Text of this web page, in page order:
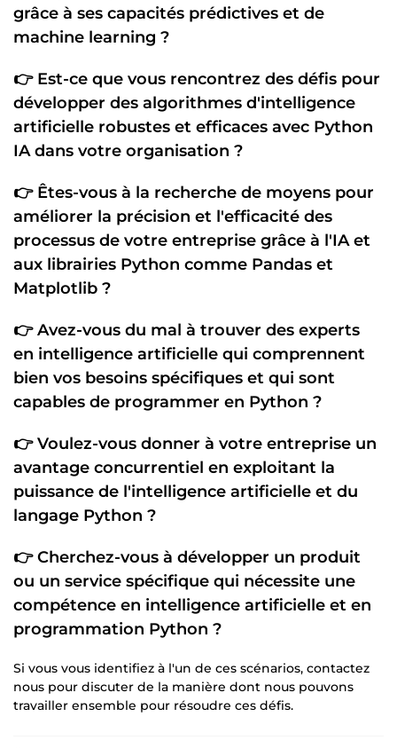
grâce à ses capacités prédictives et de
machine learning ?
👉 Est-ce que vous rencontrez des défis pour
développer des algorithmes d'intelligence
artificielle robustes et efficaces avec Python
IAdans votre organisation ?
👉 Êtes-vous à la recherche de moyens pour
améliorer la précision et l'efficacité des
processus de votre entreprise grâce à l'IAet
aux librairies Python comme Pandas et
Matplotlib ?
👉 Avez-vous du mal à trouver des experts
en intelligence artificielle qui comprennent
bien vos besoins spécifiques et qui sont
capables de programmer en Python ?
👉 Voulez-vous donner à votre entreprise un
avantage concurrentiel en exploitant la
puissance de l'intelligence artificielle et du
langage Python ?
👉 Cherchez-vous à développer un produit
ou un service spécifique qui nécessite une
compétence en intelligence artificielle et en
programmation Python ?
Si vous vous identifiez à l'un de ces scénarios, contactez
nous pour discuter de la manière dont nous pouvons
travailler ensemble pour résoudre ces défis.